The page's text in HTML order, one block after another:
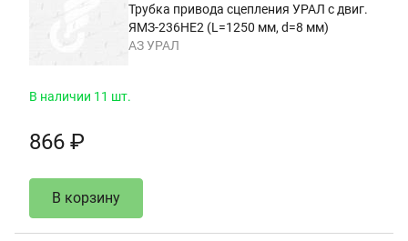
Трубка привода сцепления УРАЛ с двиг.
ЯМЗ-236НЕ2 (L=1250 мм, d=8 мм)
АЗ УРАЛ
В наличии 11 шт.
866 ₽
В корзину